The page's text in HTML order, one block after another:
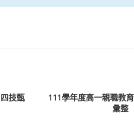
技甄
111學年度高一親職教
彙整